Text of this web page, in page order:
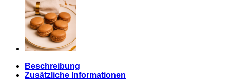
Beschreibung
Zusätzliche Informationen